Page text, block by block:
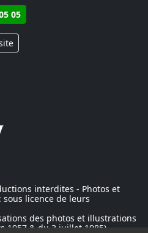
05
interdites - Photos et
licence de leurs
des photos et illustrations
1957 & du 3 juillet 1985)